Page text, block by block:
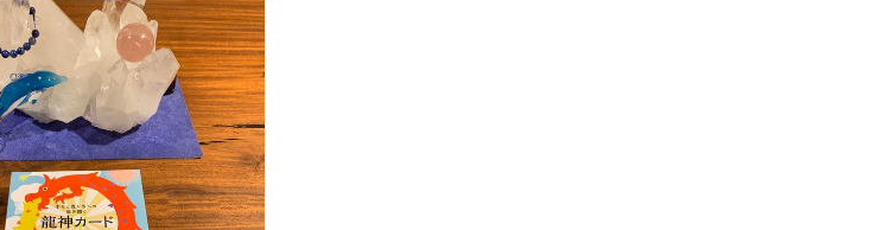
龍神カード
¥2,592